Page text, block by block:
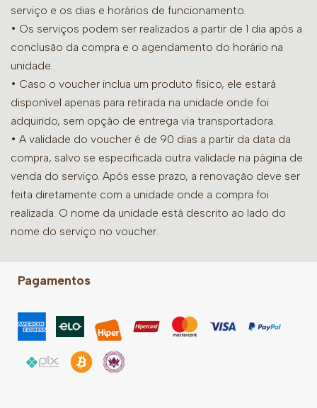
serviço e os dias e horários de funcionamento.
• Os serviços podem ser realizados a partir de 1 dia após a
conclusão da compra e o agendamento do horário na
unidade.
• Caso o voucher inclua um produto físico, ele estará
disponível apenas para retirada na unidade onde foi
adquirido, sem opção de entrega via transportadora.
• A validade do voucher é de 90 dias a partir da data da
compra, salvo se especificada outra validade na página de
venda do serviço. Após esse prazo, a renovação deve ser
feita diretamente com a unidade onde a compra foi
realizada. O nome da unidade está descrito ao lado do
nome do serviço no voucher.
Pagamentos